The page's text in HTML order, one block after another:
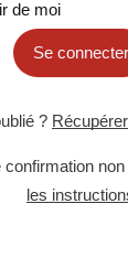
de moi
Se connecter
?
confirmation
les